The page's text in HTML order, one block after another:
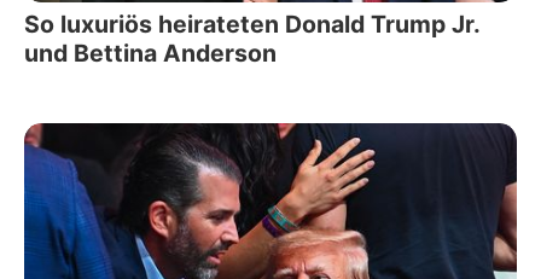
So luxuriös heirateten Donald Trump Jr.
und Bettina Anderson